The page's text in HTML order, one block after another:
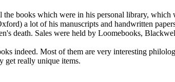
books which were in his personal library,
a lot of his manuscripts and handwritten
death. Sales were held by Loomebooks,
indeed. Most of them are very interesting
get really unique items.